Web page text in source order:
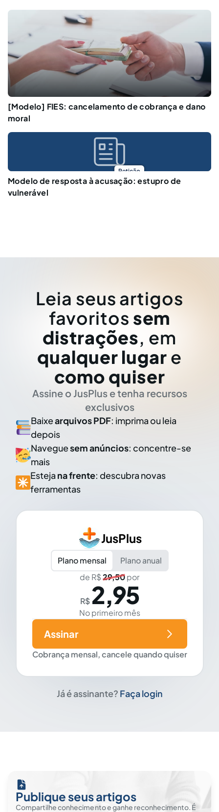
[Modelo] FIES: cancelamento de cobrança e dano
moral
Petição
Modelo de resposta à acusação: estupro de
vulnerável
Leia seus artigos
favoritos sem
distrações, em
qualquer lugar e
como quiser
Assine o JusPlus e tenha recursos
exclusivos
Baixearquivos PDF: imprima ou leia
depois
Naveguesem anúncios: concentre-se
mais
Esteja na frente: descubra novas
ferramentas
JusPlus
Plano mensal
Plano anual
de R$29,50por
R$ 2,95
No primeiro mês
Cobrança mensal, cancele quando quiser
Assinar
Já é assinante? Faça login
Publique seus artigos
Compartilhe conhecimento e ganhe reconhecimento. É